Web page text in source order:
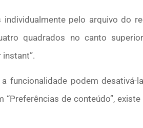
pelo arquivo do
quadrados no canto
instant”.
funcionalidade podem desativá-
“Preferências de conteúdo”,